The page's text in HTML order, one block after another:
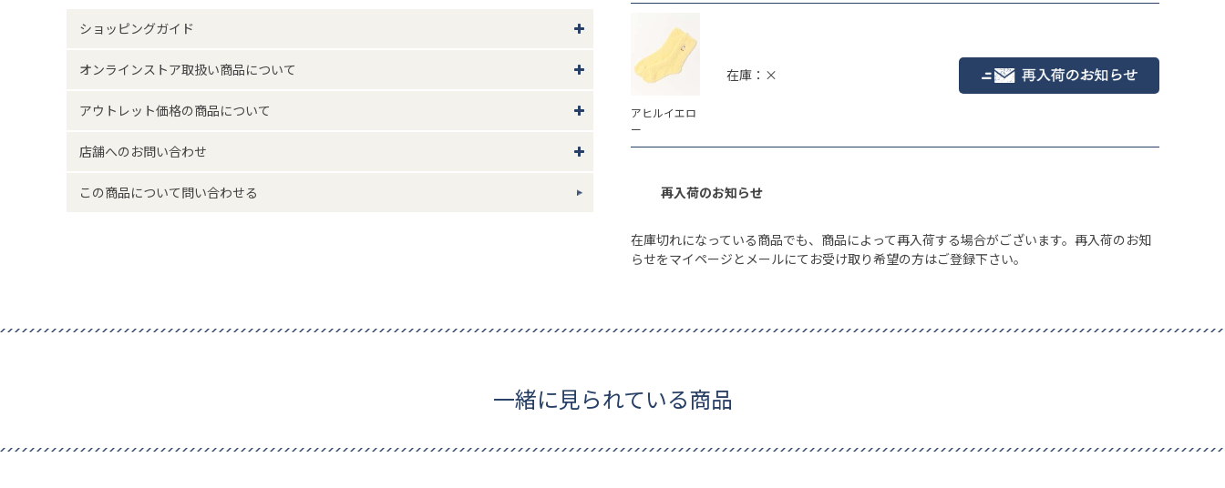
素材・原材料
原産国 中国製
サイズについて
ショッピングガイド
オンラインストア取扱い商品について
アウトレット価格の商品について
店舗へのお問い合わせ
この商品について問い合わせる
アヒルイエロ
ー
在庫：×
再入荷のお知らせ
在庫切れになっている商品でも、商品によって再入荷する場合がございます。再入荷のお知
らせをマイページとメールにてお受け取り希望の方はご登録下さい。
一緒に見られている商品